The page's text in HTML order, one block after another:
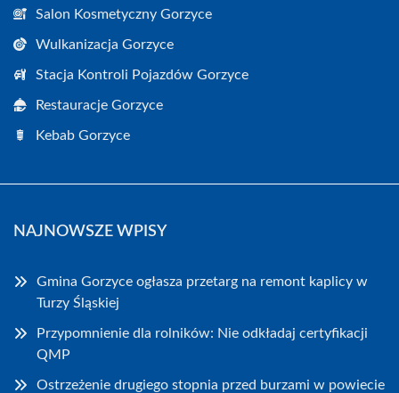
Salon Kosmetyczny Gorzyce
Wulkanizacja Gorzyce
Stacja Kontroli Pojazdów Gorzyce
Restauracje Gorzyce
Kebab Gorzyce
NAJNOWSZE WPISY
Gmina Gorzyce ogłasza przetarg na remont kaplicy w
Turzy Śląskiej
Przypomnienie dla rolników: Nie odkładaj certyfikacji
QMP
Ostrzeżenie drugiego stopnia przed burzami w powiecie